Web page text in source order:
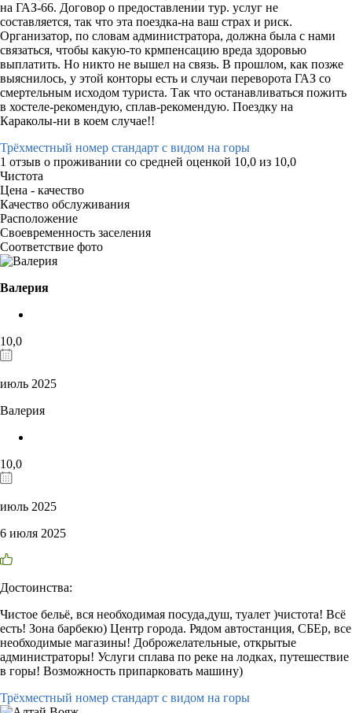
на ГАЗ-66. Договор о предоставлении тур. услуг не
составляется, так что эта поездка-на ваш страх и риск.
Организатор, по словам администратора, должна была с нами
связаться, чтобы какую-то крмпенсацию вреда здоровью
выплатить. Но никто не вышел на связь. В прошлом, как позже
выяснилось, у этой конторы есть и случаи переворота ГАЗ со
смертельным исходом туриста. Так что останавливаться пожить
в хостеле-рекомендую, сплав-рекомендую. Поездку на
Караколы-ни в коем случае!!
Трёхместный номер стандарт с видом на горы
1 отзыв о проживании со средней оценкой 10,0 из 10,0
Чистота
Цена - качество
Качество обслуживания
Расположение
Своевременность заселения
Соответствие фото
Валерия
10,0
июль 2025
Валерия
10,0
июль 2025
6 июля 2025
Достоинства:
Чистое бельё, вся необходимая посуда,душ, туалет )чистота! Всё
есть! Зона барбекю) Центр города. Рядом автостанция, СБЕр, все
необходимые магазины! Доброжелательные, открытые
администраторы! Услуги сплава по реке на лодках, путешествие
в горы! Возможность припарковать машину)
Трёхместный номер стандарт с видом на горы